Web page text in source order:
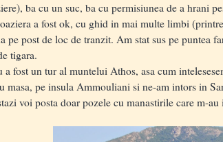
ba cu un suc, ba cu permisiunea de a hrani
a fost ok, cu ghid in mai multe limbi
pe post de loc de tranzit. Am stat sus pe puntea
tigara.
fost un tur al muntelui Athos, asa cum
masa, pe insula Ammouliani si ne-am intors in
voi posta doar pozele cu manastirile care m-